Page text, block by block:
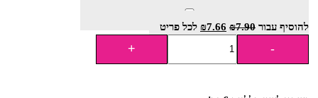
להוסיף⁦⁩ עבור ₪7.90
₪7.66 לכל פריט